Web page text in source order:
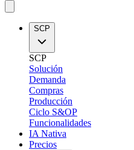
SCP
SCP
Solución
Demanda
Compras
Producción
Ciclo S&OP
Funcionalidades
IA Nativa
Precios